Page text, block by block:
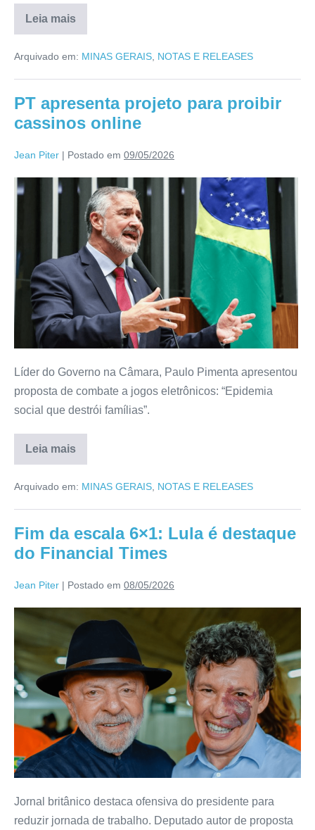
Leia mais
Arquivado em: MINAS GERAIS NOTAS E RELEASES
PT apresenta projeto para proibir
cassinos online
Jean Piter | Postado em 09/05/2026
Líder do Governo na Câmara, Paulo Pimenta apresentou
proposta de combate a jogos eletrônicos: “Epidemia
social que destrói famílias”.
Leia mais
Arquivado em: MINAS GERAIS NOTAS E RELEASES
Fim da escala 6×1: Lula é destaque
do Financial Times
Jean Piter | Postado em 08/05/2026
Jornal britânico destaca ofensiva do presidente para
reduzir jornada de trabalho. Deputado autor de proposta